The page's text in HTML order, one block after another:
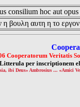
consilium hoc aut
βουλη αυτη η το
Cooperatorum Veritatis
Litterula per inscriptionem
ibi Deus» Ambrosius ... «Amici